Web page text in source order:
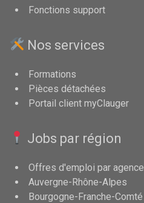
Fonctions support
Nos services
Formations
Pièces détachées
Portail client myClauger
Jobs par région
Offres d'emploi par agence
Auvergne-Rhône-Alpes
Bourgogne-Franche-Comté